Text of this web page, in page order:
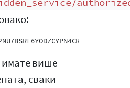
имате више
сваки